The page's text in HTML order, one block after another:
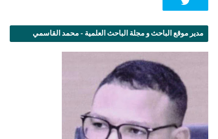
مدير موقع الباحث و مجلة الباحث العلمية - محمد القاسمي